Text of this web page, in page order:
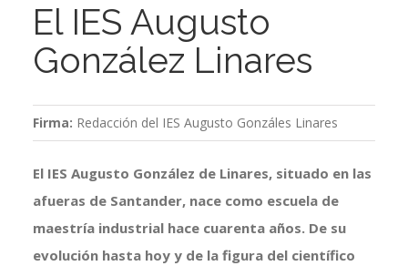
El IES Augusto
González Linares
Firma: Redacción del IES Augusto Gonzáles Linares
El IES Augusto González de Linares, situado en las
afueras de Santander, nace como escuela de
maestría industrial hace cuarenta años. De su
evolución hasta hoy y de la figura del científico